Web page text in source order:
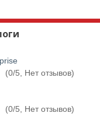
(0/5, Нет отзывов)
(0/5, Нет отзывов)